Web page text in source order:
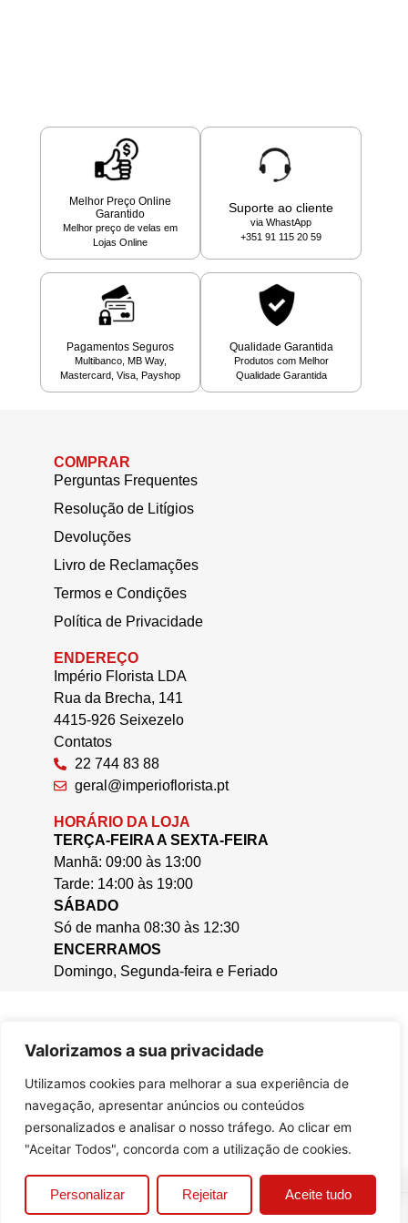
Valorizamos a sua privacidade
Utilizamos cookies para melhorar a sua experiência de
navegação, apresentar anúncios ou conteúdos
personalizados e analisar o nosso tráfego. Ao clicar em
"Aceitar Todos", concorda com a utilização de cookies.
Personalizar Rejeitar Aceite tudo
Melhor Preço Online
Garantido
Melhor preço de velas em
Lojas Online
Suporte ao cliente
via WhastApp
+351 91 115 20 59
Pagamentos Seguros
Multibanco, MB Way,
Mastercard, Visa, Payshop
Qualidade Garantida
Produtos com Melhor
Qualidade Garantida
COMPRAR
Perguntas Frequentes
Resolução de Litígios
Devoluções
Livro de Reclamações
Termos e Condições
Política de Privacidade
ENDEREÇO
Império Florista LDA
Rua da Brecha, 141
4415-926 Seixezelo
Contatos
22 744 83 88
geral@imperioflorista.pt
HORÁRIO DA LOJA
TERÇA-FEIRA A SEXTA-FEIRA
Manhã: 09:00 às 13:00
Tarde: 14:00 às 19:00
SÁBADO
Só de manha 08:30 às 12:30
ENCERRAMOS
Domingo, Segunda-feira e Feriado
© 2025, Casa da Cera.